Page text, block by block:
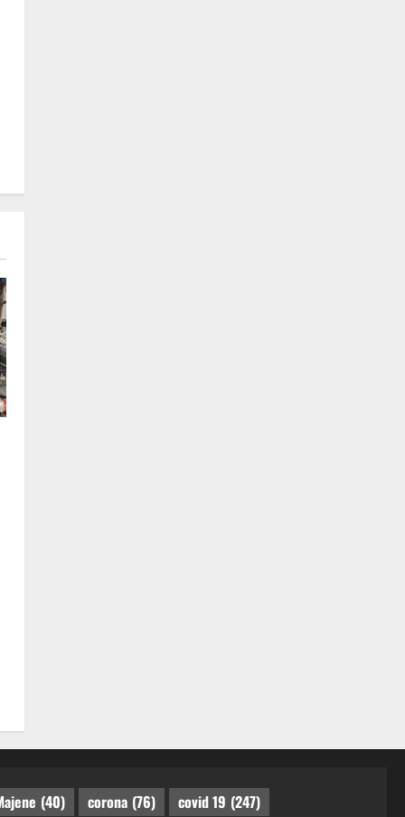
(40) corona (76) covid 19 (247)